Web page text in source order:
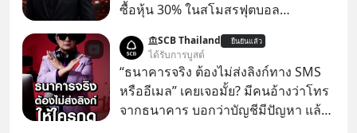
ซื้อหุ้น 30% ในสโมสรฟุตบอล
กลุ่มนักลงทุนที่มี เจฟฟ์ เบโซส์ (Jeff
Bezos) มหาเศรษฐีและผู้ก่อตั้ง
Amazon กับอามิต ภาเทีย (Amit
Bhatia) นักธุรกิจชาวอังกฤษเชื้อสาย
SCB Thailand ยืนยันแล้ว
ได้รับการบูสต์
“ธนาคารจริง ต้องไม่ส่งลิงก์ทาง SMS
หรืออีเมล” เคยเจอมั้ย? มีคนอ้างว่าโทร
จากธนาคาร บอกว่าบัญชีมีปัญหา แล้ว